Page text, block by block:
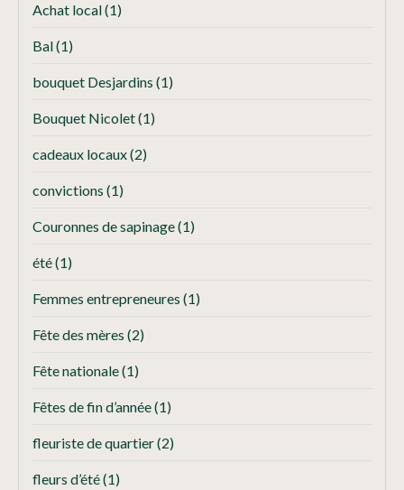
Achat local(1)
Bal(1)
bouquet Desjardins (1)
Bouquet Nicolet(1)
cadeaux locaux(2)
convictions (1)
Couronnes de sapinage(1)
été(1)
Femmes entrepreneures (1)
Fête des mères (2)
Fête nationale(1)
Fêtes de fin d’année(1)
fleuriste de quartier(2)
fleurs d’été(1)